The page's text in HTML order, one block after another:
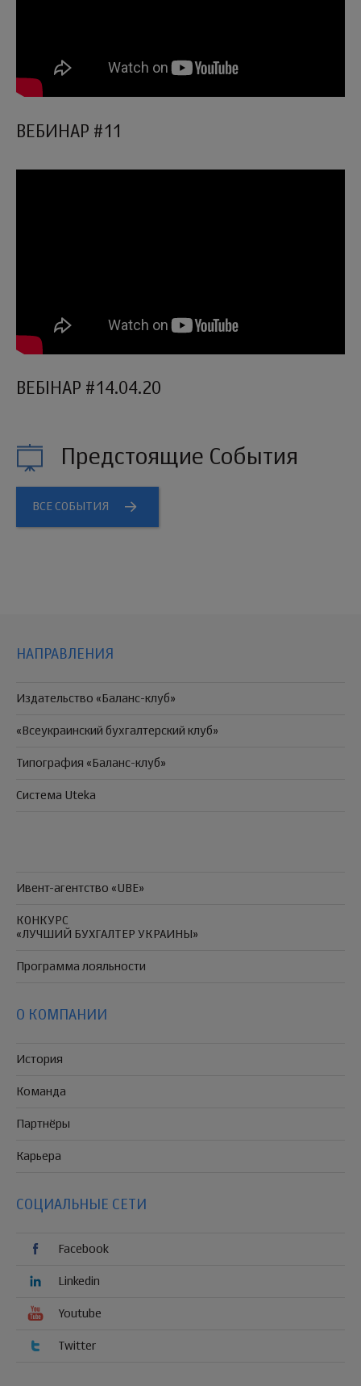
ВЕБИНАР #11
ВЕБІНАР #14.04.20
Предстоящие События
ВСЕ СОБЫТИЯ
НАПРАВЛЕНИЯ
Издательство «Баланс-клуб»
«Всеукраинский бухгалтерский клуб»
Типография «Баланс-клуб»
Система Uteka
Ивент-агентство «UBE»
КОНКУРС
«ЛУЧШИЙ БУХГАЛТЕР УКРАИНЫ»
Программа лояльности
О КОМПАНИИ
История
Команда
Партнёры
Карьера
СОЦИАЛЬНЫЕ СЕТИ
Facebook
Linkedin
Youtube
Twitter